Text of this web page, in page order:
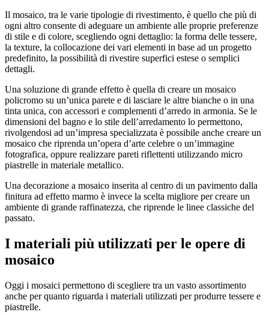
Il mosaico, tra le varie tipologie di rivestimento, è quello che più di
ogni altro consente di adeguare un ambiente alle proprie preferenze
di stile e di colore, scegliendo ogni dettaglio: la forma delle tessere,
la texture, la collocazione dei vari elementi in base ad un progetto
predefinito, la possibilità di rivestire superfici estese o semplici
dettagli.
Una soluzione di grande effetto è quella di creare un mosaico
policromo su un’unica parete e di lasciare le altre bianche o in una
tinta unica, con accessori e complementi d’arredo in armonia. Se le
dimensioni del bagno e lo stile dell’arredamento lo permettono,
rivolgendosi ad un’impresa specializzata è possibile anche creare un
mosaico che riprenda un’opera d’arte celebre o un’immagine
fotografica, oppure realizzare pareti riflettenti utilizzando micro
piastrelle in materiale metallico.
Una decorazione a mosaico inserita al centro di un pavimento dalla
finitura ad effetto marmo è invece la scelta migliore per creare un
ambiente di grande raffinatezza, che riprende le linee classiche del
passato.
I materiali più utilizzati per le opere di
mosaico
Oggi i mosaici permettono di scegliere tra un vasto assortimento
anche per quanto riguarda i materiali utilizzati per produrre tessere e
piastrelle.